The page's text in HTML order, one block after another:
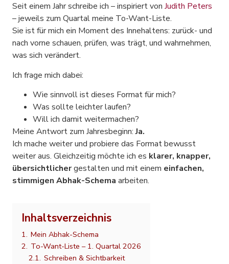
Seit einem Jahr schreibe ich – inspiriert von Judith Peters
– jeweils zum Quartal meine To-Want-Liste.
Sie ist für mich ein Moment des Innehaltens: zurück- und
nach vorne schauen, prüfen, was trägt, und wahrnehmen,
was sich verändert.
Ich frage mich dabei:
Wie sinnvoll ist dieses Format für mich?
Was sollte leichter laufen?
Will ich damit weitermachen?
Meine Antwort zum Jahresbeginn:Ja.
Ich mache weiter und probiere das Format bewusst
weiter aus. Gleichzeitig möchte ich es klarer, knapper,
übersichtlichergestalten und mit einem einfachen,
stimmigen Abhak-Schema arbeiten.
Inhaltsverzeichnis
1. Mein Abhak-Schema
2. To-Want-Liste – 1. Quartal 2026
2.1. Schreiben & Sichtbarkeit